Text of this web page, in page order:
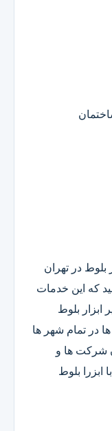
بلوط در تهران
که این خدمات
بلوط
در تمام شهر ها
شرکت ها و
بلوط